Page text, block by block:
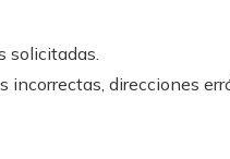
solicitadas.
incorrectas, direcciones